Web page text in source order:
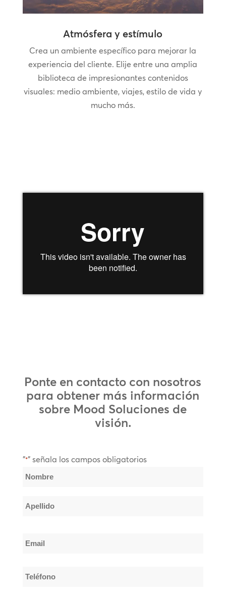
Atmósfera y estímulo
Crea un ambiente específico para mejorar la
experiencia del cliente. Elije entre una amplia
biblioteca de impresionantes contenidos
visuales: medio ambiente, viajes, estilo de vida y
mucho más.
Ponte en contacto con nosotros
para obtener más información
sobre Mood Soluciones de
visión.
"*" señala los campos obligatorios
Nombre
Nombre
Email
Teléfono